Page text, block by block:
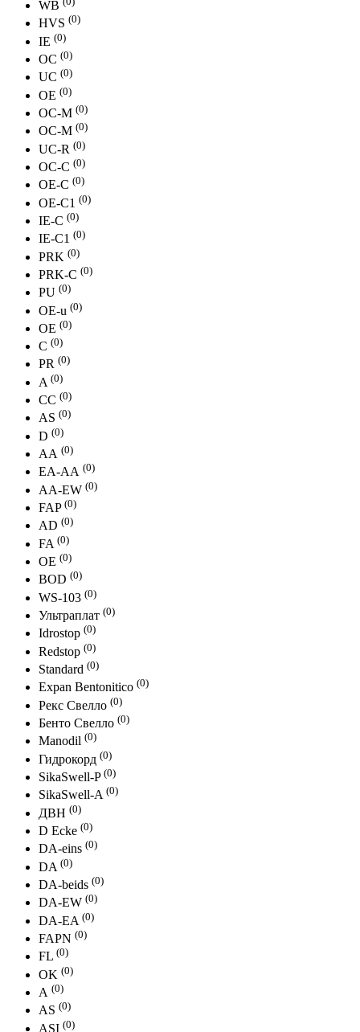
WB
HVS (0)
IE (0)
OC (0)
UC (0)
ОE (0)
ОС-M (0)
OC-М (0)
UC-R (0)
OC-С (0)
OE-С (0)
OE-С1 (0)
IE-С (0)
IE-С1 (0)
PRK (0)
PRK-C (0)
PU (0)
OE-u (0)
OE (0)
С (0)
PR (0)
A (0)
СС (0)
АS (0)
D (0)
АА (0)
EA-AА (0)
AA-EW (0)
FAP (0)
AD (0)
FA (0)
ОЕ (0)
BOD (0)
WS-103 (0)
Ультраплат (0)
Idrostop (0)
Redstop (0)
Standard (0)
Expan Bentonitico (0)
Рекс Свелло (0)
Бенто Свелло (0)
Manodil (0)
Гидрокорд (0)
SikaSwell-P (0)
SikaSwell-A (0)
ДВН (0)
D Ecke (0)
DA-eins (0)
DA (0)
DA-beids (0)
DА-EW (0)
DА-ЕA (0)
FAPN (0)
FL (0)
OK (0)
А (0)
AS (0)
ASI (0)